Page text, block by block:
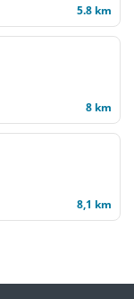
5.8 km
8 km
8,1 km